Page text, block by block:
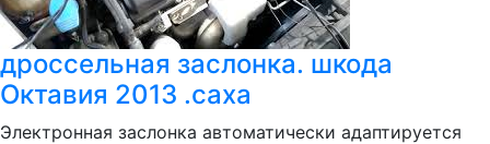
дроссельная заслонка. шкода
Октавия 2013 .caxa
Электронная заслонка автоматически адаптируется